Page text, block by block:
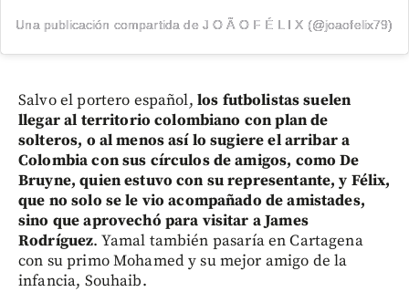
Una publicación compartida de J O Ã O F É L I X (@joaofelix79)
Salvo el portero español, los futbolistas suelen
llegar al territorio colombiano con plan de
solteros, o al menos así lo sugiere el arribar a
Colombia con sus círculos de amigos, como De
Bruyne, quien estuvo con su representante, y Félix,
que no solo se le vio acompañado de amistades,
sino que aprovechó para visitar a James
Rodríguez. Yamal también pasaría en Cartagena
con su primo Mohamed y su mejor amigo de la
infancia, Souhaib.